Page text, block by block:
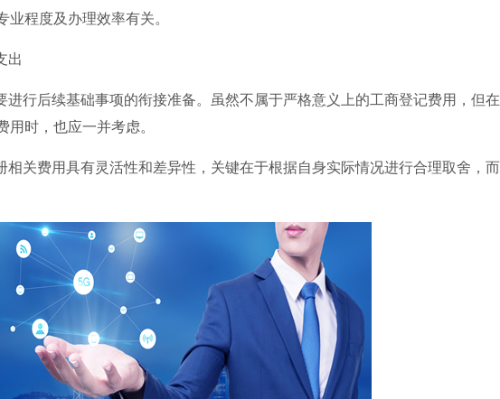
程度及办理效率有关。
出
进行后续基础事项的衔接准备。虽然不属于严格意义上的工商登记费用，但在
时，也应一并考虑。
相关费用具有灵活性和差异性，关键在于根据自身实际情况进行合理取舍，而